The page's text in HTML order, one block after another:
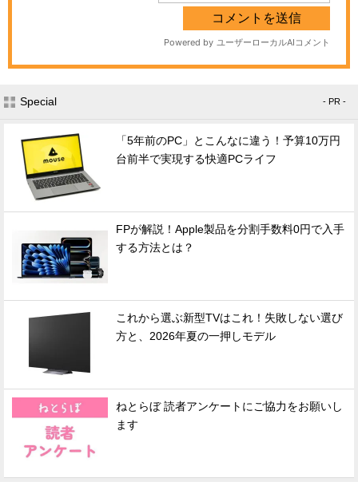
Special - PR -
「5年前のPC」とこんなに違う！予算10万円
台前半で実現する快適PCライフ
FPが解説！Apple製品を分割手数料0円で入手
する方法とは？
これから選ぶ新型TVはこれ！失敗しない選び
方と、2026年夏の一押しモデル
ねとらぼ 読者アンケートにご協力をお願いし
ます